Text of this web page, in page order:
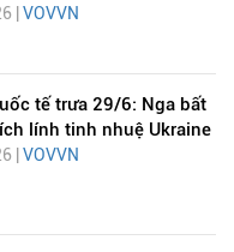
|VOVVN
tế trưa 29/6: Nga bất
lính tinh nhuệ Ukraine
| VOVVN